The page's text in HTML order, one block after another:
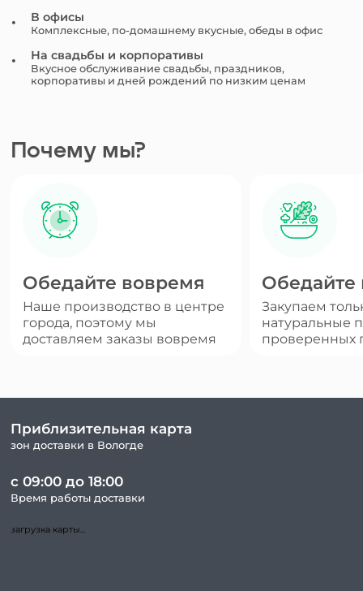
В офисы
Комплексные, по-домашнему вкусные, обеды в офис
На свадьбы и корпоративы
Вкусное обслуживание свадьбы, праздников,
корпоративы и дней рождений по низким ценам
Почему мы?
Обедайте вовремя
Наше производство в центре
города, поэтому мы
доставляем заказы вовремя
Обедайте
Закупаем
натуральные
проверенных
Приблизительная карта
зон доставки в Вологде
с 09:00 до 18:00
Время работы доставки
загрузка карты...